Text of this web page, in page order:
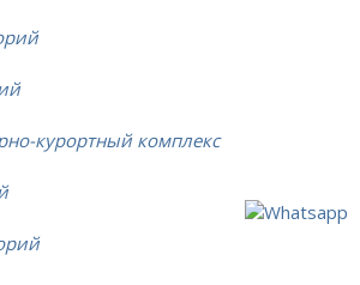
курортный комплекс